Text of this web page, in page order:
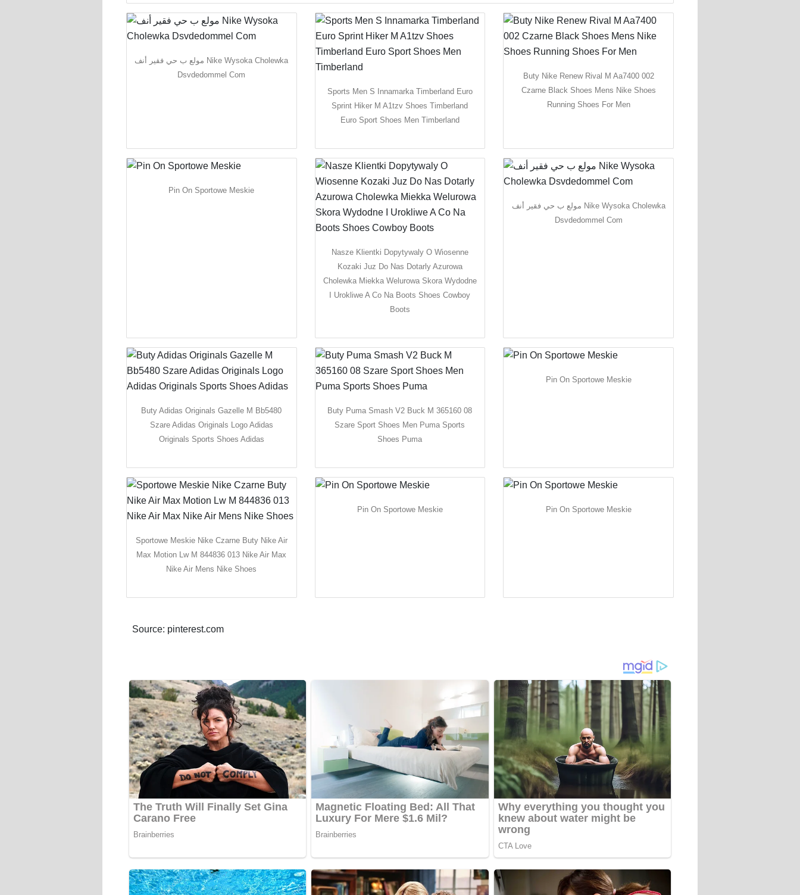
مولع ب حي فقير أنف Nike Wysoka Cholewka
Dsvdedommel Com
Sports Men S Innamarka Timberland Euro
Sprint Hiker M A1tzv Shoes Timberland
Euro Sport Shoes Men Timberland
Buty Nike Renew Rival M Aa7400 002
Czarne Black Shoes Mens Nike Shoes
Running Shoes For Men
Pin On Sportowe Meskie
Nasze Klientki Dopytywaly O Wiosenne
Kozaki Juz Do Nas Dotarly Azurowa
Cholewka Miekka Welurowa Skora Wydodne
I Urokliwe A Co Na Boots Shoes Cowboy
Boots
مولع ب حي فقير أنف Nike Wysoka Cholewka
Dsvdedommel Com
Buty Adidas Originals Gazelle M Bb5480
Szare Adidas Originals Logo Adidas
Originals Sports Shoes Adidas
Buty Puma Smash V2 Buck M 365160 08
Szare Sport Shoes Men Puma Sports
Shoes Puma
Pin On Sportowe Meskie
Sportowe Meskie Nike Czarne Buty Nike Air
Max Motion Lw M 844836 013 Nike Air Max
Nike Air Mens Nike Shoes
Pin On Sportowe Meskie Pin On Sportowe Meskie
Source: pinterest.com